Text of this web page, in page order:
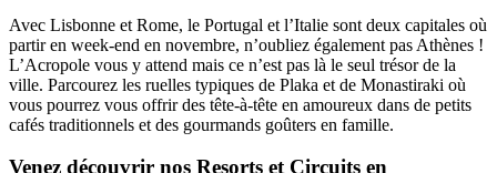
Avec Lisbonne et Rome, le Portugal et l’Italie sont deux capitales où
partir en week-end en novembre, n’oubliez également pas Athènes !
L’Acropole vous y attend mais ce n’est pas là le seul trésor de la
ville. Parcourez les ruelles typiques de Plaka et de Monastiraki où
vous pourrez vous offrir des tête-à-tête en amoureux dans de petits
cafés traditionnels et des gourmands goûters en famille.
Venez découvrir nos Resorts et Circuits en